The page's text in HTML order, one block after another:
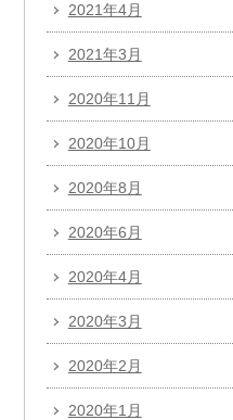
2021年4月
2021年3月
2020年11月
2020年10月
2020年8月
2020年6月
2020年4月
2020年3月
2020年2月
2020年1月